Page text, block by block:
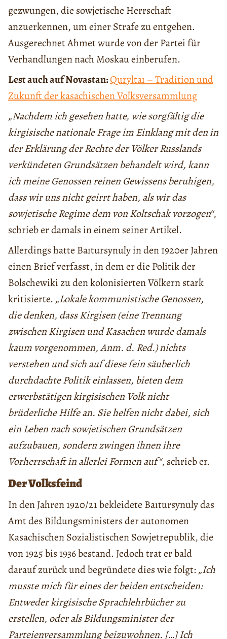
gezwungen, die sowjetische Herrschaft
anzuerkennen, um einer Strafe zu entgehen.
Ausgerechnet Ahmet wurde von der Partei für
Verhandlungen nach Moskau einberufen.
Lest auch auf Novastan:Quryltaı – Tradition und
Zukunft der kasachischen Volksversammlung
„Nachdem ich gesehen hatte, wie sorgfältig die
kirgisische nationale Frage im Einklang mit den in
der Erklärung der Rechte der Völker Russlands
verkündeten Grundsätzen behandelt wird, kann
ich meine Genossen reinen Gewissens beruhigen,
dass wir uns nicht geirrt haben, als wir das
sowjetische Regime dem von Koltschak vorzogen“,
schrieb er damals in einem seiner Artikel.
Allerdings hatte Baıtursynuly in den 1920er Jahren
einen Brief verfasst, in dem er die Politik der
Bolschewiki zu den kolonisierten Völkern stark
kritisierte. „Lokale kommunistische Genossen,
die denken, dass Kirgisen (eine Trennung
zwischen Kirgisen und Kasachen wurde damals
kaum vorgenommen, Anm. d. Red.) nichts
verstehen und sich auf diese fein säuberlich
durchdachte Politik einlassen, bieten dem
erwerbstätigen kirgisischen Volk nicht
brüderliche Hilfe an. Sie helfen nicht dabei, sich
ein Leben nach sowjetischen Grundsätzen
aufzubauen, sondern zwingen ihnen ihre
Vorherrschaft in allerlei Formen auf“, schrieb er.
Der Volksfeind
In den Jahren 1920/21 bekleidete Baıtursynuly das
Amt des Bildungsministers der autonomen
Kasachischen Sozialistischen Sowjetrepublik, die
von 1925 bis 1936 bestand. Jedoch trat er bald
darauf zurück und begründete dies wie folgt: „Ich
musste mich für eines der beiden entscheiden:
Entweder kirgisische Sprachlehrbücher zu
erstellen, oder als Bildungsminister der
Parteienversammlung beizuwohnen. […] Ich